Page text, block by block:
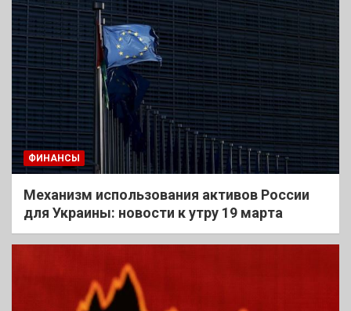
ФИНАНСЫ
Механизм использования активов России
для Украины: новости к утру 19 марта